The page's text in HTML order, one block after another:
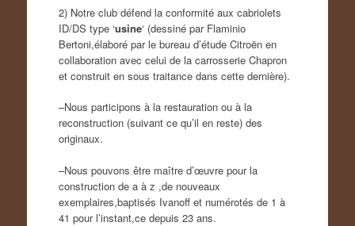
2) Notre club défend la conformité aux cabriolets
ID/DS type ‘usine‘ (dessiné par Flaminio
Bertoni,élaboré par le bureau d’étude Citroën en
collaboration avec celui de la carrosserie Chapron
et construit en sous traitance dans cette dernière).
–Nous participons à la restauration ou à la
reconstruction (suivant ce qu’il en reste) des
originaux.
–Nous pouvons être maître d’œuvre pour la
construction de a à z ,de nouveaux
exemplaires,baptisés Ivanoff et numérotés de 1 à
41 pour l’instant,ce depuis 23 ans.